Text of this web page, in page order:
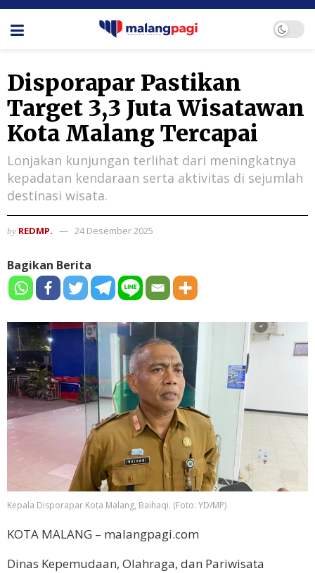
Disporapar Pastikan
Target 3,3 Juta Wisatawan
Kota Malang Tercapai
Lonjakan kunjungan terlihat dari meningkatnya
kepadatan kendaraan serta aktivitas di sejumlah
destinasi wisata.
by REDMP. 24 Desember 2025
Bagikan Berita
Kepala Disporapar Kota Malang, Baihaqi. (Foto: YD/MP)
KOTA MALANG – malangpagi.com
Dinas Kepemudaan, Olahraga, dan Pariwisata